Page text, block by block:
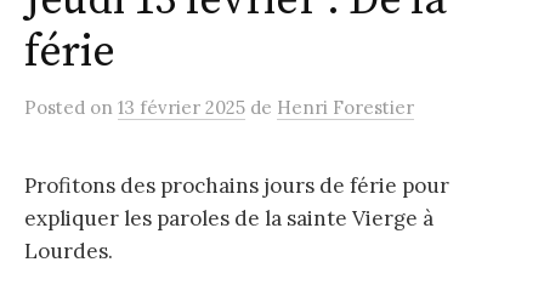
férie
Posted on 13 février 2025 de Henri Forestier
Profitons des prochains jours de férie pour
expliquer les paroles de la sainte Vierge à
Lourdes.